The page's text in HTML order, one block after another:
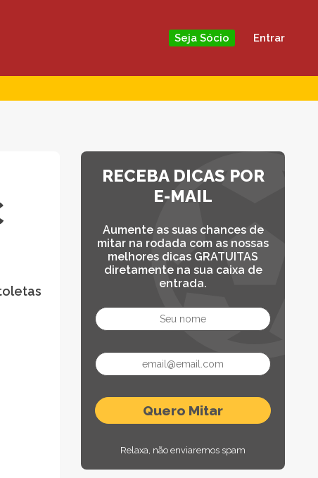
Seja Sócio Entrar
RECEBA DICAS POR
E-MAIL
Aumente as suas chances de
mitar na rodada com as nossas
melhores dicas GRATUITAS
diretamente na sua caixa de
entrada.
Relaxa, não enviaremos spam